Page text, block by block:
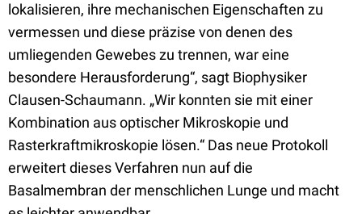
lokalisieren, ihre mechanischen Eigenschaften zu
vermessen und diese präzise von denen des
umliegenden Gewebes zu trennen, war eine
besondere Herausforderung“, sagt Biophysiker
Clausen-Schaumann. „Wir konnten sie mit einer
Kombination aus optischer Mikroskopie und
Rasterkraftmikroskopie lösen.“ Das neue Protokoll
erweitert dieses Verfahren nun auf die
Basalmembran der menschlichen Lunge und macht